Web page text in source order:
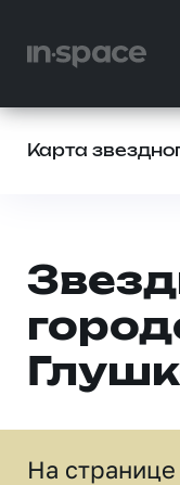
Карта
На